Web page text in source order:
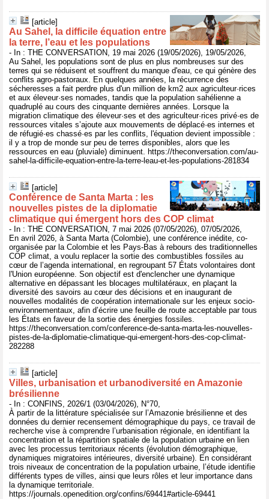
[article]
Au Sahel, la difficile équation entre
la terre, l’eau et les populations
- In : THE CONVERSATION, 19 mai 2026 (19/05/2026), 19/05/2026,
Au Sahel, les populations sont de plus en plus nombreuses sur des
terres qui se réduisent et souffrent du manque d'eau, ce qui génère des
conflits agro-pastoraux. En quelques années, la récurrence des
sécheresses a fait perdre plus d'un million de km2 aux agriculteur·rices
et aux éleveur·ses nomades, tandis que la population sahélienne a
quadruplé au cours des cinquante dernières années. Lorsque la
migration climatique des éleveur·ses et des agriculteur·rices privé·es de
ressources vitales s’ajoute aux mouvements de déplacé·es internes et
de réfugié·es chassé·es par les conflits, l'équation devient impossible :
il y a trop de monde sur peu de terres disponibles, alors que les
ressources en eau (pluviale) diminuent. https://theconversation.com/au-
sahel-la-difficile-equation-entre-la-terre-leau-et-les-populations-281834
[article]
Conférence de Santa Marta : les
nouvelles pistes de la diplomatie
climatique qui émergent hors des COP climat
- In : THE CONVERSATION, 7 mai 2026 (07/05/2026), 07/05/2026,
En avril 2026, à Santa Marta (Colombie), une conférence inédite, co-
organisée par la Colombie et les Pays-Bas à rebours des traditionnelles
COP climat, a voulu replacer la sortie des combustibles fossiles au
cœur de l’agenda international, en regroupant 57 États volontaires dont
l'Union européenne. Son objectif est d'enclencher une dynamique
alternative en dépassant les blocages multilatéraux, en plaçant la
diversité des savoirs au cœur des décisions et en inaugurant de
nouvelles modalités de coopération internationale sur les enjeux socio-
environnementaux, afin d’écrire une feuille de route acceptable par tous
les États en faveur de la sortie des énergies fossiles.
https://theconversation.com/conference-de-santa-marta-les-nouvelles-
pistes-de-la-diplomatie-climatique-qui-emergent-hors-des-cop-climat-
282288
[article]
Villes, urbanisation et urbanodiversité en Amazonie
brésilienne
- In : CONFINS, 2026/1 (03/04/2026), N°70,
À partir de la littérature spécialisée sur l’Amazonie brésilienne et des
données du dernier recensement démographique du pays, ce travail de
recherche vise à comprendre l’urbanisation régionale, en identifiant la
concentration et la répartition spatiale de la population urbaine en lien
avec les processus territoriaux récents (évolution démographique,
dynamiques migratoires intérieures, diversité urbaine). En considérant
trois niveaux de concentration de la population urbaine, l’étude identifie
différents types de villes, ainsi que leurs rôles et leur importance dans
la dynamique territoriale.
https://journals.openedition.org/confins/69441#article-69441